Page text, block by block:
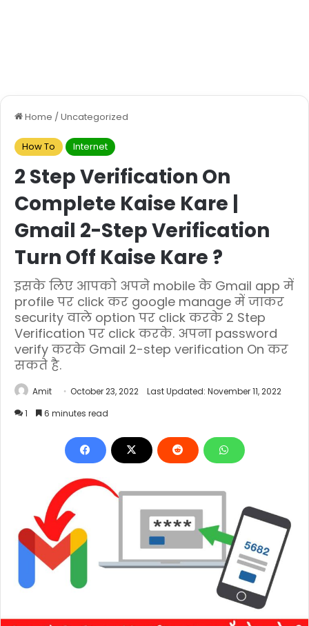
Home / Uncategorized
How To Internet
2 Step Verification On
Complete Kaise Kare |
Gmail 2-Step Verification
Turn Off Kaise Kare ?
इसके लिए आपको अपने mobile के Gmail app में
profile पर click कर google manage में जाकर
security वाले option पर click करके 2 Step
Verification पर click करके. अपना password
verify करके Gmail 2-step verification On कर
सकते है.
Amit October 23, 2022
Last Updated: November 11, 2022
1
6 minutes read